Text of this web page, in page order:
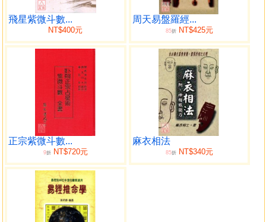
飛星紫微斗數...
NT$400元
周天易盤羅經...
85折NT$425元
正宗紫微斗數...
9折NT$720元
麻衣相法
85折NT$340元